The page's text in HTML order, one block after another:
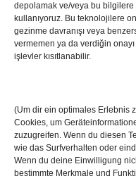
depolamak ve/veya bu
kullanıyoruz. Bu teknolojilere
gezinme davranışı veya
vermemen ya da verdiğin
işlevler kısıtlanabilir.
(Um dir ein optimales Erlebnis
Cookies, um
zuzugreifen. Wenn du diesen
wie das Surfverhalten oder
Wenn du deine Einwilligung
bestimmte Merkmale und
İstanbul’da
Villa
08
17 Nis